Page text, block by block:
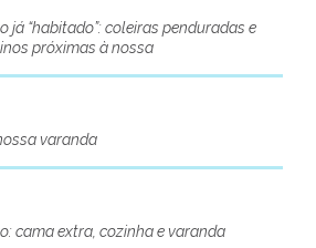
já “habitado”: coleiras penduradas e
próximas à nossa
varanda
cama extra, cozinha e varanda